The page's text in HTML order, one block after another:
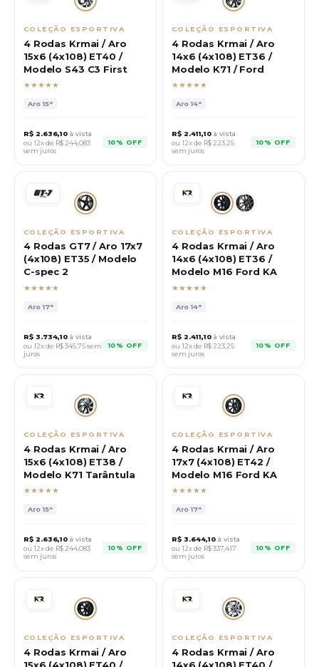
COLEÇÃO ESPORTIVA
4 Rodas Krmai / Aro
15x6 (4x108) ET40 /
Modelo S43 C3 First
★★★★★
Aro15"
R$ 2.636,10 à vista
ou 12x de R$ 244,083
sem juros
10% OFF
COLEÇÃO ESPORTIVA
4 Rodas Krmai / Aro
14x6 (4x108) ET36 /
Modelo K71 / Ford
★★★★★
Aro14"
R$ 2.411,10 à vista
ou 12x de R$ 223,25
sem juros
10% OFF
COLEÇÃO ESPORTIVA
4 Rodas GT7 / Aro 17x7
(4x108) ET35 / Modelo
C-spec 2
★★★★★
Aro17"
R$ 3.734,10 à vista
ou 12x de R$345,75sem
juros
10% OFF
COLEÇÃO ESPORTIVA
4 Rodas Krmai / Aro
14x6 (4x108) ET36 /
Modelo M16 Ford KA
★★★★★
Aro14"
R$ 2.411,10 à vista
ou 12x de R$ 223,25
sem juros
10% OFF
COLEÇÃO ESPORTIVA
4 Rodas Krmai / Aro
15x6 (4x108) ET38 /
Modelo K71 Tarântula
★★★★★
Aro15"
R$ 2.636,10 à vista
ou 12x de R$244,083
sem juros
10% OFF
COLEÇÃO ESPORTIVA
4 Rodas Krmai / Aro
17x7 (4x108) ET42 /
Modelo M16 Ford KA
★★★★★
Aro17"
R$ 3.644,10 à vista
ou 12x de R$337,417
sem juros
10% OFF
COLEÇÃO ESPORTIVA
4 Rodas Krmai / Aro
15x6 (4x108) ET40 /
COLEÇÃO ESPORTIVA
4 Rodas Krmai / Aro
14x6 (4x108) ET40 /